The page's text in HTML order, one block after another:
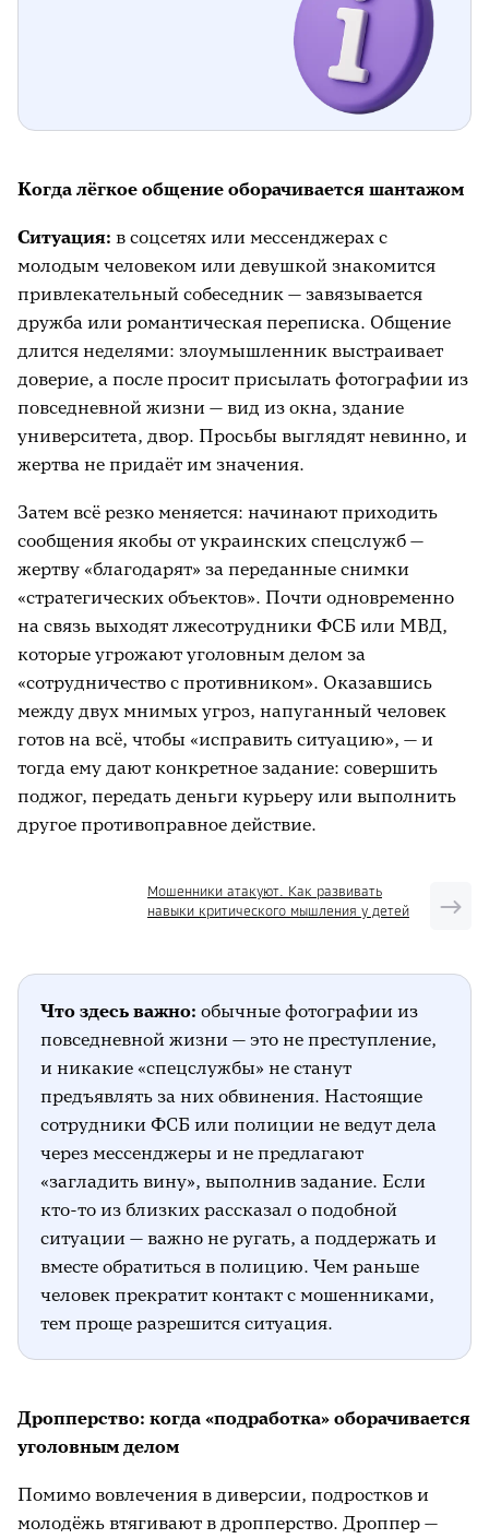
Когда лёгкое общение оборачивается шантажом
Ситуация: в соцсетях или мессенджерах с
молодым человеком или девушкой знакомится
привлекательный собеседник — завязывается
дружба или романтическая переписка. Общение
длится неделями: злоумышленник выстраивает
доверие, а после просит присылать фотографии из
повседневной жизни — вид из окна, здание
университета, двор. Просьбы выглядят невинно, и
жертва не придаёт им значения.
Затем всё резко меняется: начинают приходить
сообщения якобы от украинских спецслужб —
жертву «благодарят» за переданные снимки
«стратегических объектов». Почти одновременно
на связь выходят лжесотрудники ФСБ или МВД,
которые угрожают уголовным делом за
«сотрудничество с противником». Оказавшись
между двух мнимых угроз, напуганный человек
готов на всё, чтобы «исправить ситуацию», — и
тогда ему дают конкретное задание: совершить
поджог, передать деньги курьеру или выполнить
другое противоправное действие.
Мошенники атакуют. Как развивать
Что здесь важно: обычные фотографии из
повседневной жизни — это не преступление,
и никакие «спецслужбы» не станут
предъявлять за них обвинения. Настоящие
сотрудники ФСБ или полиции не ведут дела
через мессенджеры и не предлагают
«загладить вину», выполнив задание. Если
кто-то из близких рассказал о подобной
ситуации — важно не ругать, а поддержать и
вместе обратиться в полицию. Чем раньше
человек прекратит контакт с мошенниками,
тем проще разрешится ситуация.
Дропперство: когда «подработка» оборачивается
уголовным делом
Помимо вовлечения в диверсии, подростков и
молодёжь втягивают в дропперство. Дроппер —